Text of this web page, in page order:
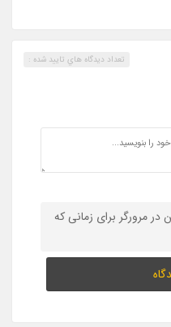
تعداد ديدگاه هاي تاييد شده :
در مرورگر برای زمانی که